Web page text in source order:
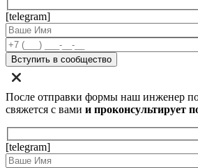
[telegram]
После отправки формы наш инженер
свяжется с вами и проконсультирует
[telegram]